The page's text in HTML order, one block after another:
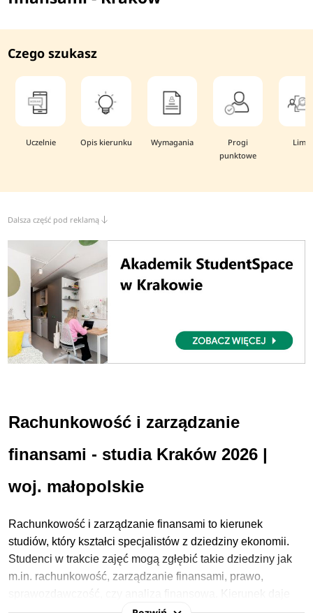
Czego szukasz
Uczelnie Opis kierunku Wymagania
Progi
punktowe
Dalsza część pod reklamą
Rachunkowość i zarządzanie
finansami - studia Kraków 2026|
woj. małopolskie
Rachunkowość i zarządzanie finansami to kierunek
studiów, który kształci specjalistów z dziedziny ekonomii.
Studenci w trakcie zajęć mogą zgłębić takie dziedziny jak
m.in. rachunkowość, zarządzanie finansami, prawo,
sprawozdawczość, czy analiza finansowa. Kierunek daje